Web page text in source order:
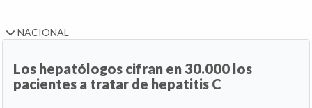
NACIONAL
Los hepatólogos cifran en 30.000 los
pacientes a tratar de hepatitis C